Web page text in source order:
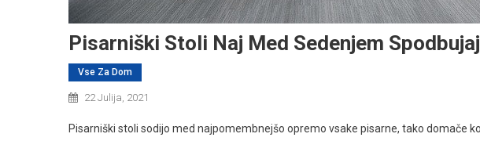
Pisarniški Stoli Naj Med Sedenjem
Vse Za Dom
22 Julija, 2021
Pisarniški stoli sodijo med najpomembnejšo opremo vsake pisarne, tako domače